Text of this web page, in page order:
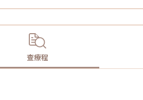
查療程